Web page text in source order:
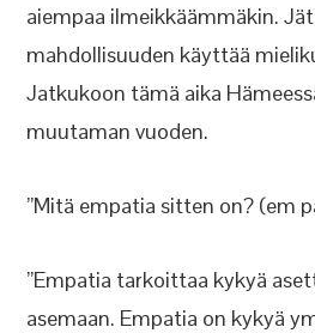
aiempaa ilmeikkäämmäkin.
mahdollisuuden käyttää
Jatkukoon tämä aika
muutaman vuoden.
”Mitä empatia sitten on? (em
”Empatia tarkoittaa kykyä
asemaan. Empatia on kykyä